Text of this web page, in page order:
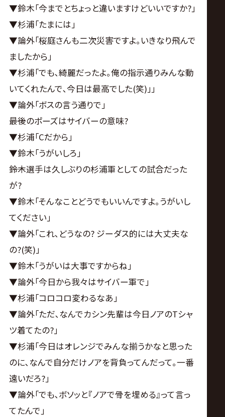
▼鈴木｢今までとちょっと違いますけどいいですか?｣
▼杉浦｢たまには｣
▼論外｢桜庭さんも二次災害ですよ｡いきなり飛んで
ましたから｣
▼杉浦｢でも､綺麗だったよ｡俺の指示通りみんな動
いてくれたんで､今日は最高でした(笑)｣｣
▼論外｢ボスの言う通りで｣
――最後のポーズはサイバーの意味?
▼杉浦｢Cだから｣
▼鈴木｢うがいしろ｣
――鈴木選手は久しぶりの杉浦軍としての試合だった
が?
▼鈴木｢そんなことどうでもいいんですよ｡うがいし
てください｣
▼論外｢これ､どうなの? ジーダス的には大丈夫な
の?(笑)｣
▼鈴木｢うがいは大事ですからね｣
▼論外｢今日から我々はサイバー軍で｣
▼杉浦｢コロコロ変わるなあ｣
▼論外｢ただ､なんでカシン先輩は今日ノアのTシャ
ツ着てたの?｣
▼杉浦｢今日はオレンジでみんな揃うかなと思った
のに､なんで自分だけノアを背負ってんだって｡一番
遠いだろ?｣
▼論外｢でも､ボソッと『ノアで骨を埋める』って言っ
てたんで｣